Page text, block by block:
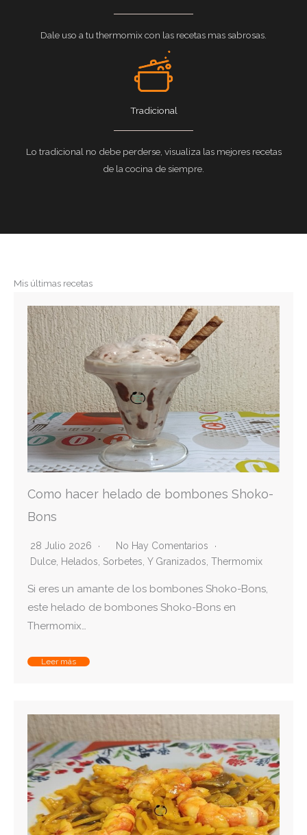
Dale uso a tu thermomix con las recetas mas sabrosas.
Tradicional
Lo tradicional no debe perderse, visualiza las mejores recetas
de la cocina de siempre.
Mis últimas recetas
Como hacer helado de bombones Shoko-
Bons
28 Julio 2026
No Hay Comentarios
Dulce Helados, Sorbetes, Y Granizados Thermomix
Si eres un amante de los bombones Shoko-Bons,
este helado de bombones Shoko-Bons en
Thermomix…
Leer más